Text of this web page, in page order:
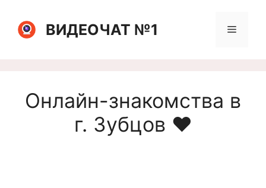
содержимомуВИДЕОЧАТ №1 Меню
Онлайн-знакомства в
г. Зубцов ❤️